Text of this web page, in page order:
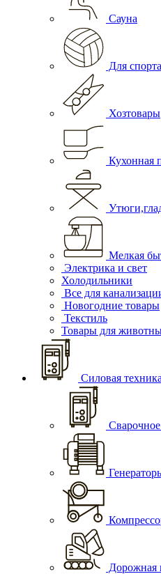
Сауна
Для
Хозтовары
Кухонная
Мелкая
Электрика и свет
Холодильники
Все для
Новогодние товары
Текстиль
Товары для
Силовая техника
Дорожная